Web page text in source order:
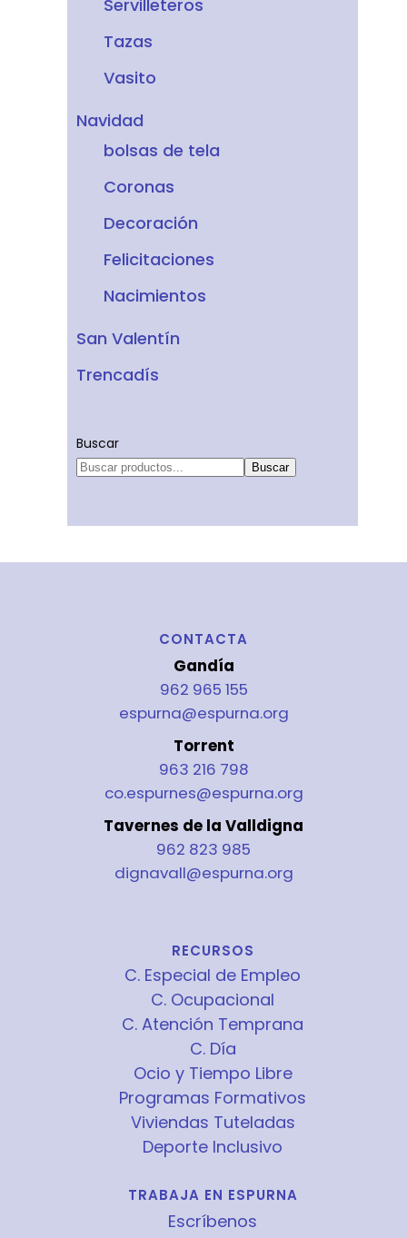
Servilleteros
Tazas
Vasito
Navidad
bolsas de tela
Coronas
Decoración
Felicitaciones
Nacimientos
San Valentín
Trencadís
Buscar
Buscar
CONTACTA
Gandía
962 965 155
espurna@espurna.org
Torrent
963 216 798
co.espurnes@espurna.org
Tavernes de la Valldigna
962 823 985
dignavall@espurna.org
RECURSOS
C. Especial de Empleo
C. Ocupacional
C. Atención Temprana
C. Día
Ocio y Tiempo Libre
Programas Formativos
Viviendas Tuteladas
Deporte Inclusivo
TRABAJA EN ESPURNA
Escríbenos